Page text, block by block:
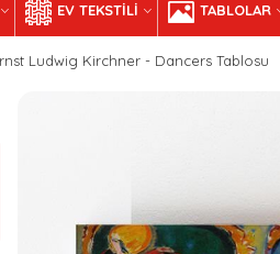
EV TEKSTILI TABLOLAR
Ludwig Kirchner - Dancers Tablosu